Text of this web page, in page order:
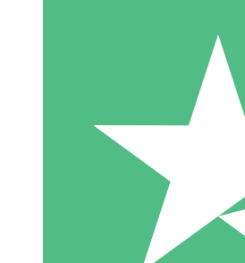
Individuelle
Zahlen Sie nach Bedarf mit
monatliche Verpflichtung
10 00